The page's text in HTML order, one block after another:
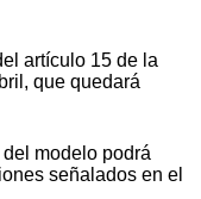
artículo 15 de la
que quedará
modelo podrá
señalados en el